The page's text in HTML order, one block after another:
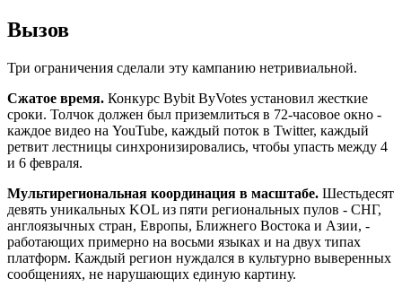
Вызов
Три ограничения сделали эту кампанию нетривиальной.
Сжатое время. Конкурс Bybit ByVotes установил жесткие
сроки. Толчок должен был приземлиться в 72-часовое окно -
каждое видео на YouTube, каждый поток в Twitter, каждый
ретвит лестницы синхронизировались, чтобы упасть между 4
и 6 февраля.
Мультирегиональная координация в масштабе. Шестьдесят
девять уникальных KOL из пяти региональных пулов - СНГ,
англоязычных стран, Европы, Ближнего Востока и Азии, -
работающих примерно на восьми языках и на двух типах
платформ. Каждый регион нуждался в культурно выверенных
сообщениях, не нарушающих единую картину.